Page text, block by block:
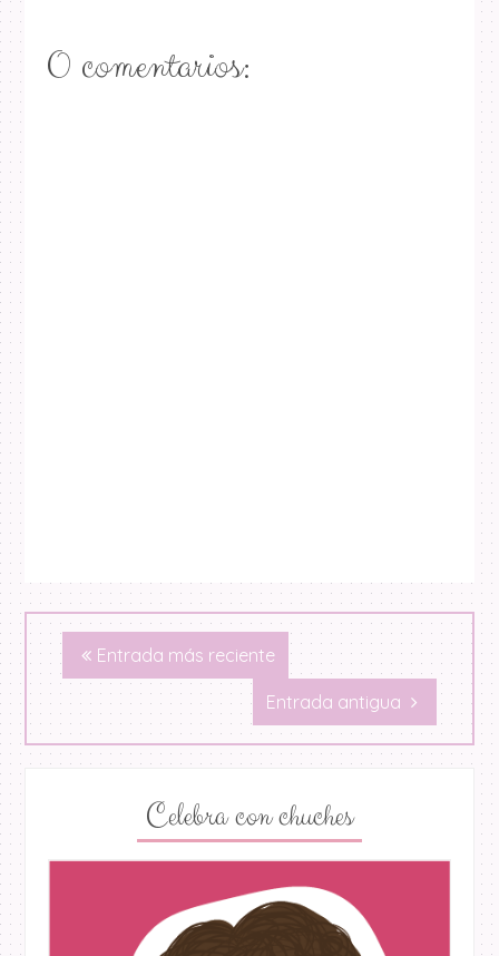
0 comentarios:
Entrada más reciente
Entrada antigua
Celebra con chuches